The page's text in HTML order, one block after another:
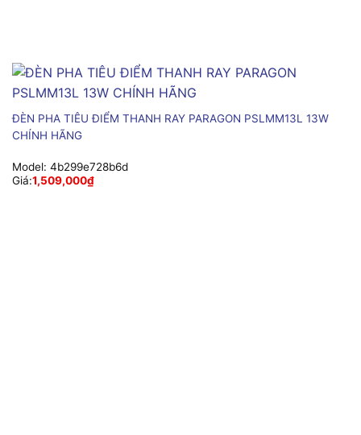
ĐÈN PHA TIÊU ĐIỂM THANH RAY PARAGON PSLMM13L 13W
CHÍNH HÃNG
Model: 4b299e728b6d
Giá:1,509,000₫